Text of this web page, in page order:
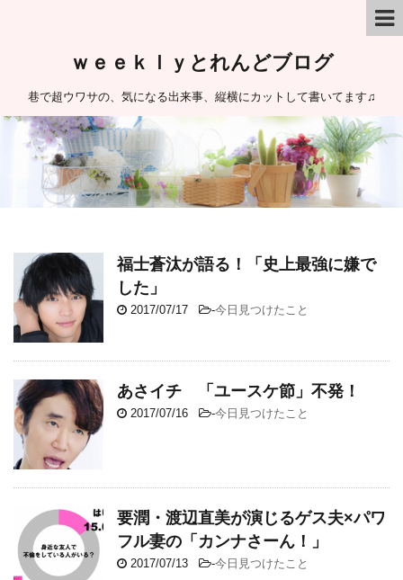
ｗｅｅｋｌｙとれんどブログ
巷で超ウワサの、気になる出来事、縦横にカットして書いてます♫
福士蒼汰が語る！「史上最強に嫌で
した」
2017/07/17 -今日見つけたこと
あさイチ 「ユースケ節」不発！
2017/07/16 -今日見つけたこと
要潤・渡辺直美が演じるゲス夫×パワ
フル妻の「カンナさーん！」
2017/07/13 -今日見つけたこと